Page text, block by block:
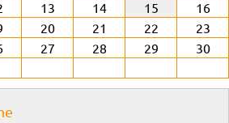
13 14 15
16
20 21 22
23
27 28 29
30